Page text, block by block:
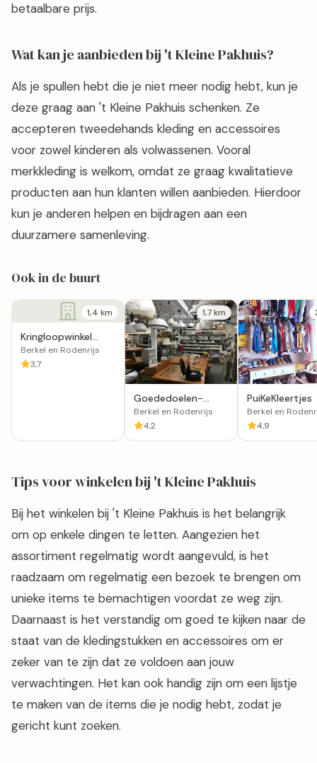
betaalbare prijs.
Wat kan je aanbieden bij 't Kleine Pakhuis?
Als je spullen hebt die je niet meer nodig hebt, kun je
deze graag aan 't Kleine Pakhuis schenken. Ze
accepteren tweedehands kleding en accessoires
voor zowel kinderen als volwassenen. Vooral
merkkleding is welkom, omdat ze graag kwalitatieve
producten aan hun klanten willen aanbieden. Hierdoor
kun je anderen helpen en bijdragen aan een
duurzamere samenleving.
Ook in de buurt
1,4 km
Kringloopwinkel
Actie Comité
Rehoboth
Berkel en Rodenrijs
3,7
1,7 km
Goededoelen-
Kringloopwinkel "De
Paardestal"
Berkel en Rodenrijs
4,2
PuiKeKleertjes
Berkel en
4,9
Tips voor winkelen bij 't Kleine Pakhuis
Bij het winkelen bij 't Kleine Pakhuis is het belangrijk
om op enkele dingen te letten. Aangezien het
assortiment regelmatig wordt aangevuld, is het
raadzaam om regelmatig een bezoek te brengen om
unieke items te bemachtigen voordat ze weg zijn.
Daarnaast is het verstandig om goed te kijken naar de
staat van de kledingstukken en accessoires om er
zeker van te zijn dat ze voldoen aan jouw
verwachtingen. Het kan ook handig zijn om een lijstje
te maken van de items die je nodig hebt, zodat je
gericht kunt zoeken.